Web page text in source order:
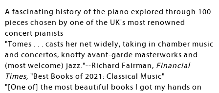
A fascinating history of the piano explored through 100
pieces chosen by one of the UK's most renowned
concert pianists
"Tomes . . . casts her net widely, taking in chamber music
and concertos, knotty avant-garde masterworks and
(most welcome) jazz."--Richard Fairman, Financial
Times, "Best Books of 2021: Classical Music"
"[One of] the most beautiful books I got my hands on